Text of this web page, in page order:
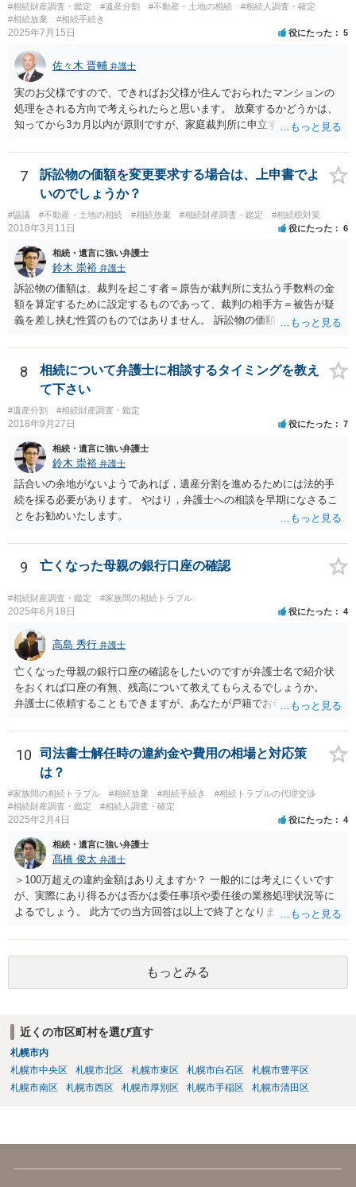
#相続財産調査・鑑定 #遺産分割 #不動産・土地の相続
#相続人調査・確定
#相続放棄
#相続手続き
2025年7月15日 役にたった 5
佐々木 晋輔 弁護士
実のお父様ですので、できればお父様が住んでおられたマンションの
処理をされる方向で考えられたらと思います。 放棄するかどうかは、
知ってから3カ月以内が原則ですが、家庭裁判所に申立すれば3カ月の
放棄するかどうか決めることができます。 銀行やサラ金が数年も放置
することはありませんので、数年後に借金が発見される可能性はほぼ
ありません。 なお、私が扱った相続放棄を検討していた案件で、期間
伸長して調査したところ、サラ金に対する過払金など相当な財産が見
つかったため相続したという事例がありました。
7
訴訟物の価額を変更要求する場合は、上申書でよ
いのでしょうか？
#協議 #不動産・土地の相続 #相続放棄 #相続財産調査・鑑定 #相続税対策
2018年3月11日 役にたった 6
相続・遺言に強い弁護士
鈴木 崇裕 弁護士
訴訟物の価額は、裁判を起こす者＝原告が裁判所に支払う手数料の金
額を算定するために設定するものであって、裁判の相手方＝被告が疑
義を差し挟む性質のものではありません。 訴訟物の価額自体が裁判の
したとしても、変更されることはありません。
8
相続について弁護士に相談するタイミングを教え
て下さい
#遺産分割 #相続財産調査・鑑定
2018年9月27日 役にたった 7
相続・遺言に強い弁護士
鈴木 崇裕 弁護士
話合いの余地がないようであれば，遺産分割を進めるためには法的手
続を採る必要があります。 やはり，弁護士への相談を早期になさるこ
とをお勧めいたします。
9 亡くなった母親の銀行口座の確認
#相続財産調査・鑑定 #家族間の相続トラブル
2025年6月18日 役にたった 4
高島 秀行 弁護士
亡くなった母親の銀行口座の確認をしたいのですが弁護士名で紹介状
をおくれば口座の有無、残高について教えてもらえるでしょうか。
弁護士に依頼することもできますが、あなたが戸籍でお母さんの相続
高は教えてくれると思います。 自分ではよくわからないということ
であれば、弁護士に相談し依頼されたら良いと思います。
10
司法書士解任時の違約金や費用の相場と対応策
は？
#家族間の相続トラブル #相続放棄 #相続手続き
#相続トラブルの代理交渉
#相続財産調査・鑑定
#相続人調査・確定
2025年2月4日 役にたった 4
相続・遺言に強い弁護士
髙橋 俊太 弁護士
＞100万超えの違約金額はありえますか？ 一般的には考えにくいです
が、実際にあり得るかは否かは委任事項や委任後の業務処理状況等に
よるでしょう。 此方での当方回答は以上で終了となりますが、参考に
もっとみる
近くの市区町村を選び直す
札幌市内
札幌市中央区
札幌市北区 札幌市東区 札幌市白石区
札幌市豊平区
札幌市南区
札幌市西区 札幌市厚別区 札幌市手稲区 札幌市清田区